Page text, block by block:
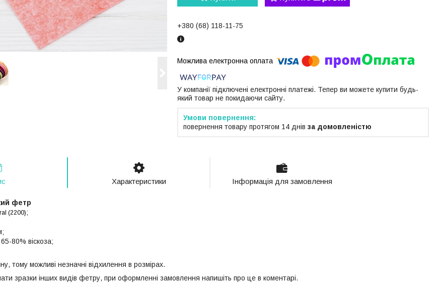
+380 (68) 118-11-75
У компанії підключені електронні платежі. Тепер ви можете купити будь-
який товар не покидаючи сайту.
повернення товару протягом 14 днів за домовленістю
Характеристики Інформація для замовлення
фетр
(2200);
80% віскоза;
тому можливі незначні відхилення в розмірах.
зразки інших видів фетру, при оформленні замовлення напишіть про це в коментарі.